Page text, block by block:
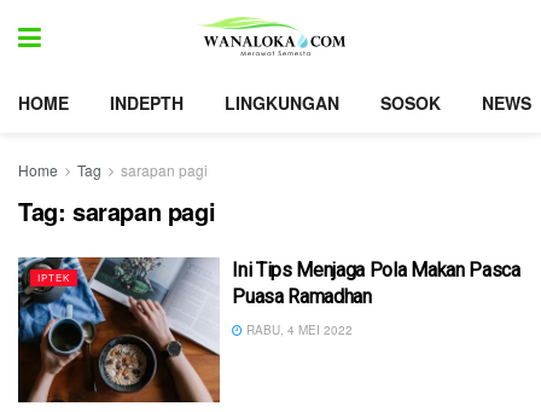
HOME INDEPTH LINGKUNGAN SOSOK NEWS
Home Tag sarapan pagi
Tag: sarapan pagi
IPTEK
Ini Tips Menjaga Pola Makan Pasca
Puasa Ramadhan
RABU, 4 MEI 2022